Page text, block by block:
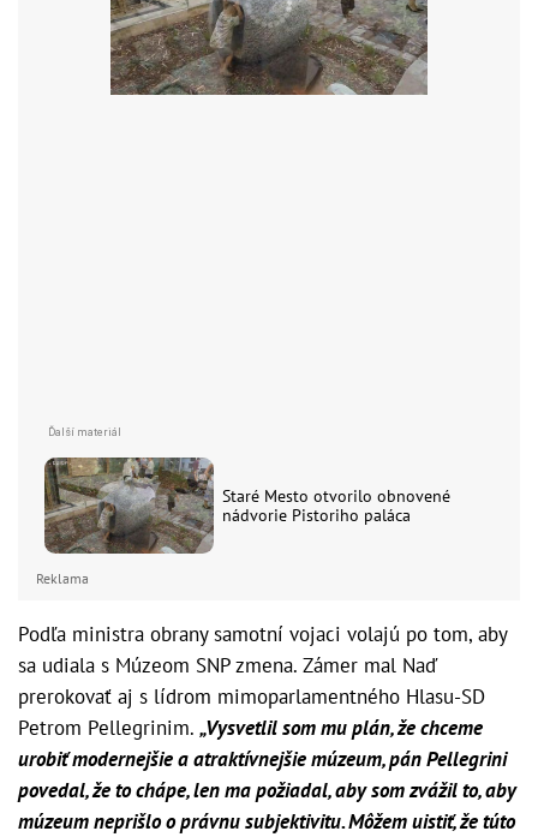
Staré Mesto otvorilo obnovené
nádvorie Pistoriho paláca
Reklama
Podľa ministra obrany samotní vojaci volajú po tom, aby
sa udiala s Múzeom SNP zmena. Zámer mal Naď
prerokovať aj s lídrom mimoparlamentného Hlasu-SD
Petrom Pellegrinim. „Vysvetlil som mu plán, že chceme
urobiť modernejšie a atraktívnejšie múzeum, pán Pellegrini
povedal, že to chápe, len ma požiadal, aby som zvážil to, aby
múzeum neprišlo o právnu subjektivitu. Môžem uistiť, že túto